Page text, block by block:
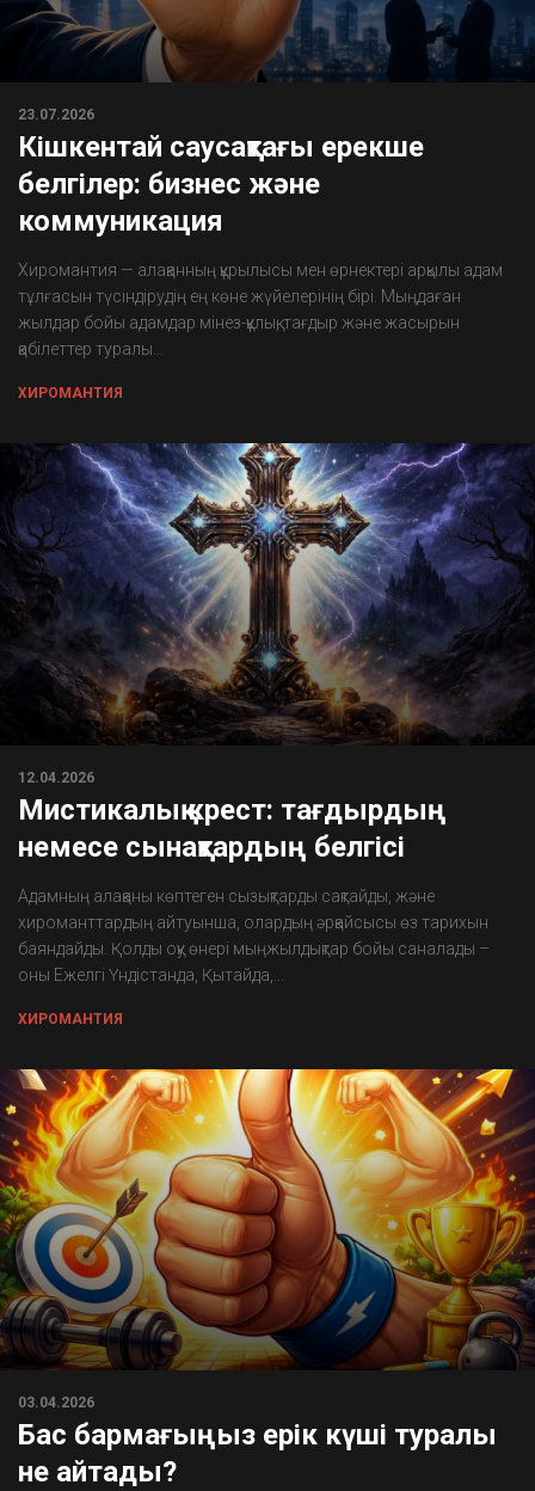
23.07.2026
Кішкентай саусақтағы ерекше
белгілер: бизнес және
коммуникация
Хиромантия — алақанның құрылысы мен өрнектері арқылы адам
тұлғасын түсіндірудің ең көне жүйелерінің бірі. Мыңдаған
жылдар бойы адамдар мінез-құлық, тағдыр және жасырын
қабілеттер туралы...
ХИРОМАНТИЯ
12.04.2026
Мистикалық крест: тағдырдың
немесе сынақтардың белгісі
Адамның алақаны көптеген сызықтарды сақтайды, және
хироманттардың айтуынша, олардың әрқайсысы өз тарихын
баяндайды. Қолды оқу өнері мыңжылдықтар бойы саналады –
оны Ежелгі Үндістанда, Қытайда,...
ХИРОМАНТИЯ
03.04.2026
Бас бармағыңыз ерік күші туралы
не айтады?